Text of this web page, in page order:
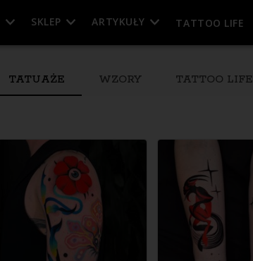
SKLEP ARTYKUŁY TATTOO LIFE
TATUAŻE WZORY TATTOO LIFE